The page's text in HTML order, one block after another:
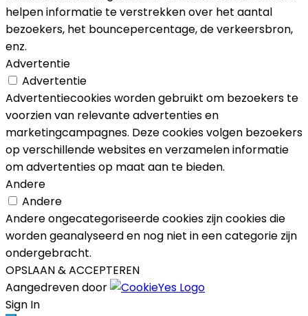
helpen informatie te verstrekken over het aantal
bezoekers, het bouncepercentage, de verkeersbron,
enz.
Advertentie
Advertentie
Advertentiecookies worden gebruikt om bezoekers te
voorzien van relevante advertenties en
marketingcampagnes. Deze cookies volgen bezoekers
op verschillende websites en verzamelen informatie
om advertenties op maat aan te bieden.
Andere
Andere
Andere ongecategoriseerde cookies zijn cookies die
worden geanalyseerd en nog niet in een categorie zijn
ondergebracht.
OPSLAAN & ACCEPTEREN
Aangedreven door
Scroll
Sign In